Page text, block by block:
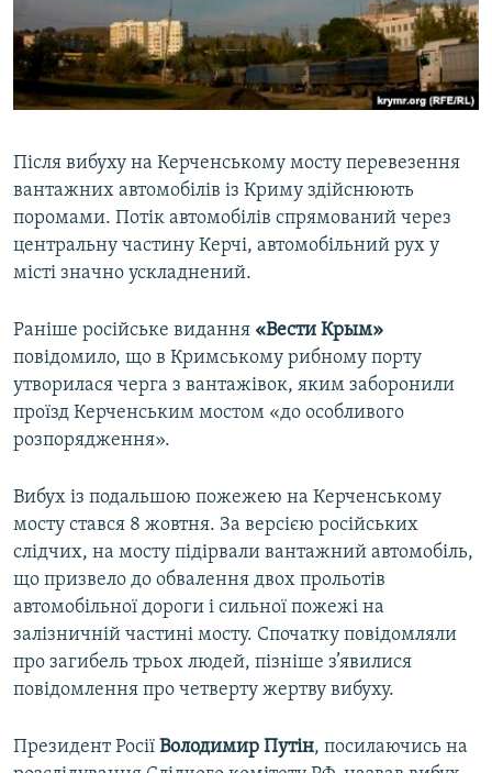
Після вибуху на Керченському мосту перевезення
вантажних автомобілів із Криму здійснюють
поромами. Потік автомобілів спрямований через
центральну частину Керчі, автомобільний рух у
місті значно ускладнений.
Раніше російське видання «Вести Крым»
повідомило, що в Кримському рибному порту
утворилася черга з вантажівок, яким заборонили
проїзд Керченським мостом «до особливого
розпорядження».
Вибух із подальшою пожежею на Керченському
мосту стався 8 жовтня. За версією російських
слідчих, на мосту підірвали вантажний автомобіль,
що призвело до обвалення двох прольотів
автомобільної дороги і сильної пожежі на
залізничній частині мосту. Спочатку повідомляли
про загибель трьох людей, пізніше з’явилися
повідомлення про четверту жертву вибуху.
Президент Росії Володимир Путін, посилаючись на